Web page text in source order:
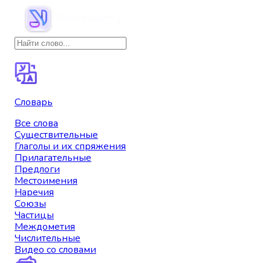
Словарь
Все слова
Существительные
Глаголы и их спряжения
Прилагательные
Предлоги
Местоимения
Наречия
Союзы
Частицы
Междометия
Числительные
Видео со словами